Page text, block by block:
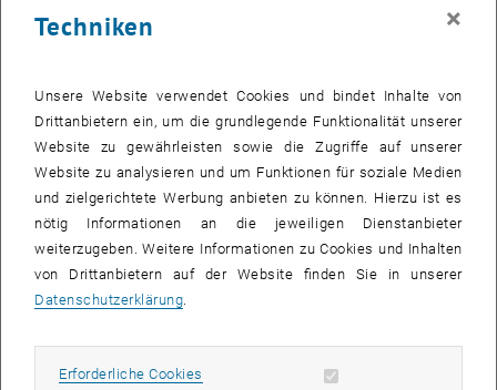
Bild
Bild:www.ands.org.au/working-with-data/fairdata/training
(21.10.2021)
Bild: https://www.ands.org.au/working-with-data/fairdata/training
Mehr als 60 Teilnehmer_innen haben am Dienstag die Möglichkeit
genutzt, sich in unserem Online-Workshop „Let’s make our data
Forschungspraxis zu informieren. Die Videoaufzeichnung der
Veranstaltung und die Präsentationsfolien stehen jetzt zum
Techniken
×
Unsere Website verwendet Cookies und bindet Inhalte von
Drittanbietern ein, um die grundlegende Funktionalität unserer
Website zu gewährleisten sowie die Zugriffe auf unserer
Website zu analysieren und um Funktionen für soziale Medien
und zielgerichtete Werbung anbieten zu können. Hierzu ist es
nötig Informationen an die jeweiligen Dienstanbieter
weiterzugeben. Weitere Informationen zu Cookies und Inhalten
von Drittanbietern auf der Website finden Sie in unserer
Datenschutzerklärung.
Erforderliche Cookies Erforderliche Cookies zulassen